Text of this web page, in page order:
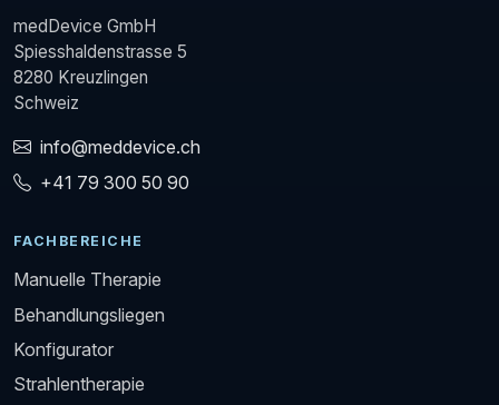
medDevice GmbH
Spiesshaldenstrasse 5
8280 Kreuzlingen
Schweiz
info@meddevice.ch
+41 79 300 50 90
FACHBEREICHE
Manuelle Therapie
Behandlungsliegen
Konfigurator
Strahlentherapie